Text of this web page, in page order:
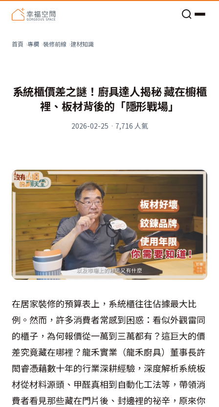
首頁 專欄 裝修前線 建材知識
系統櫃價差之謎！廚具達人揭秘 藏在櫥櫃
裡、板材背後的「隱形戰場」
2026-02-25 · 7,716 人氣
在居家裝修的預算表上，系統櫃往往佔據最大比
例。然而，許多消費者常感到困惑：看似外觀雷同
的櫃子，為何報價從一萬到三萬都有？這巨大的價
差究竟藏在哪裡？龍禾實業（龍禾廚具）董事長許
閎睿憑藉數十年的行業深耕經驗，深度解析系統板
材從材料源頭、甲醛真相到自動化工法等，帶領消
費者看見那些藏在門片後、封邊裡的祕辛，原來你